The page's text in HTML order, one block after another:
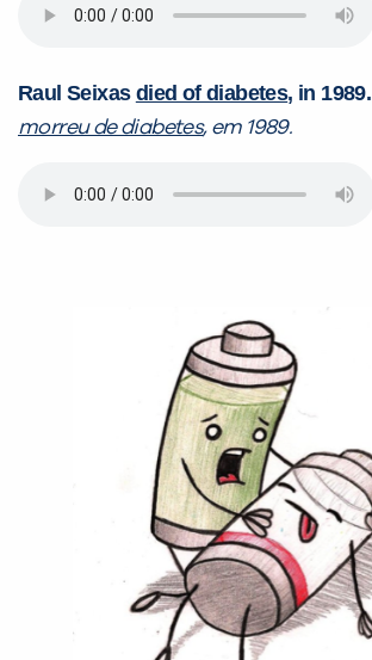
Raul Seixas died of diabetes, in 1989.
morreu de diabetes, em 1989.